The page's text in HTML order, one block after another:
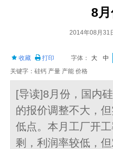
8
2014年08月31
收藏 打印 字体： 大 中
关键字：硅钙 产量 产能 价格
[导读]8月份，国内
的报价调整不大，
低点。本月工厂开
剩，利润率较低，